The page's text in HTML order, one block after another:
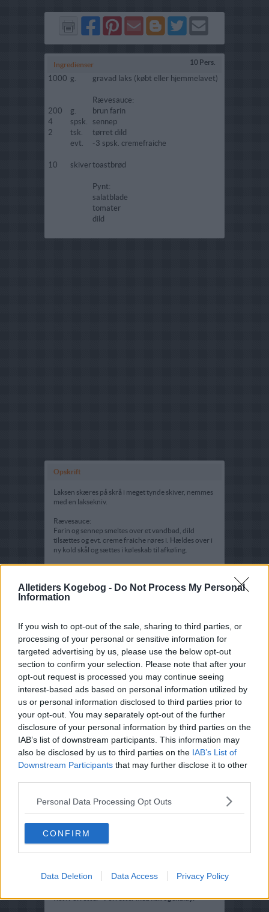
Alletiders Kogebog - Do Not Process My Personal
Information
If you wish to opt-out of the sale, sharing to third parties, or
processing of your personal or sensitive information for
targeted advertising by us, please use the below opt-out
section to confirm your selection. Please note that after your
opt-out request is processed you may continue seeing
interest-based ads based on personal information utilized by
us or personal information disclosed to third parties prior to
your opt-out. You may separately opt-out of the further
disclosure of your personal information by third parties on the
IAB’s list of downstream participants. This information may
also be disclosed by us to third parties on the IAB’s List of
Downstream Participants that may further disclose it to other
Personal Data Processing Opt Outs
CONFIRM
Data Deletion Data Access Privacy Policy
Del
på
Del
på
Send
via
Del
på
Del
på
Send
Ingredienser 10 Pers.
1000 g. gravad laks (købt eller hjemmelavet)
Rævesauce:
200
g.
brun farin
4
spsk.
sennep
2
tsk.
tørret dild
evt.
-3 spsk. cremefraiche
10 skivertoastbrød
Pynt:
salatblade
tomater
dild
Opskrift
Laksen skæres på skrå i meget tynde skiver, nemmes
med en laksekniv.
Rævesauce:
Farin og sennep smeltes over et vandbad, dild
tilsættes og evt. creme fraiche røres i. Hældes over i
ny kold skål og sættes i køleskab til afkøling.
tomatspringere og dild, server rævesauce ved siden
af.
Sådan laver du hjemmelavet gravad laks
Ret :Forretter-Forretter med fisk og skaldyr